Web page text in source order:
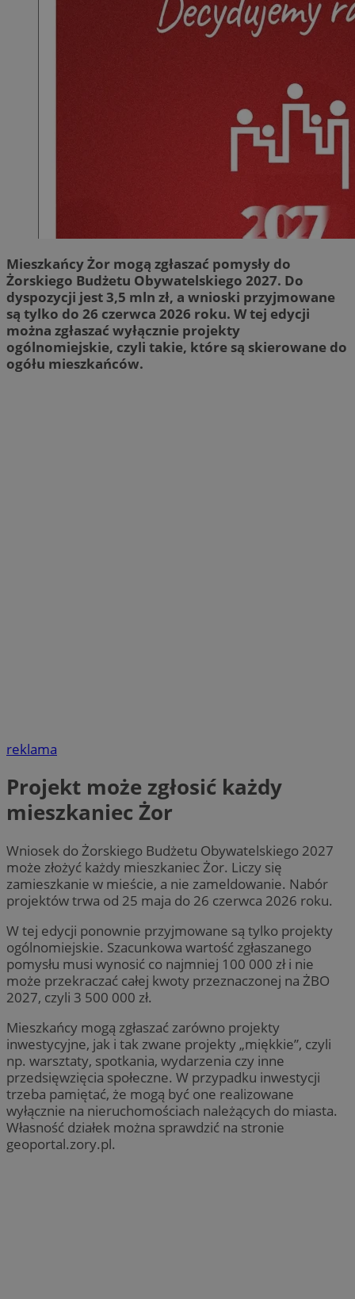
Mieszkańcy Żor mogą zgłaszać pomysły do
Żorskiego Budżetu Obywatelskiego 2027. Do
dyspozycji jest 3,5 mln zł, a wnioski przyjmowane
są tylko do 26 czerwca 2026 roku. W tej edycji
można zgłaszać wyłącznie projekty
ogólnomiejskie, czyli takie, które są skierowane do
ogółu mieszkańców.
reklama
Projekt może zgłosić każdy
mieszkaniec Żor
Wniosek do Żorskiego Budżetu Obywatelskiego 2027
może złożyć każdy mieszkaniec Żor. Liczy się
zamieszkanie w mieście, a nie zameldowanie. Nabór
projektów trwa od 25 maja do 26 czerwca 2026 roku.
W tej edycji ponownie przyjmowane są tylko projekty
ogólnomiejskie. Szacunkowa wartość zgłaszanego
pomysłu musi wynosić co najmniej 100 000 zł i nie
może przekraczać całej kwoty przeznaczonej na ŻBO
2027, czyli 3 500 000 zł.
Mieszkańcy mogą zgłaszać zarówno projekty
inwestycyjne, jak i tak zwane projekty „miękkie”, czyli
np. warsztaty, spotkania, wydarzenia czy inne
przedsięwzięcia społeczne. W przypadku inwestycji
trzeba pamiętać, że mogą być one realizowane
wyłącznie na nieruchomościach należących do miasta.
Własność działek można sprawdzić na stronie
geoportal.zory.pl.